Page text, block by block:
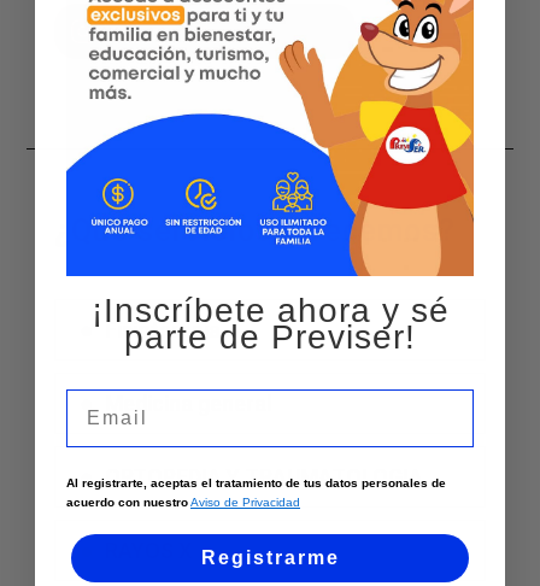
Instagram
¿Qué servicios ofrecemos?
Fisioterapia
ORTOPEDIA Y TRAUMATOLOGIA
¡Inscríbete ahora y sé
parte de Previser!
Al registrarte, aceptas el tratamiento de tus datos personales de
acuerdo con nuestroAviso de Privacidad
Registrarme